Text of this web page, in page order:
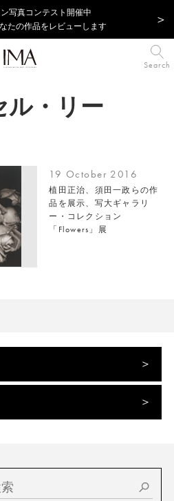
写真コンテスト開催中
たの作品をレビューします
Search
ル・リー
19 October 2016
植田正治、須田一政らの作
品を展示、写大ギャラリ
ー・コレクション
「Flowers」展